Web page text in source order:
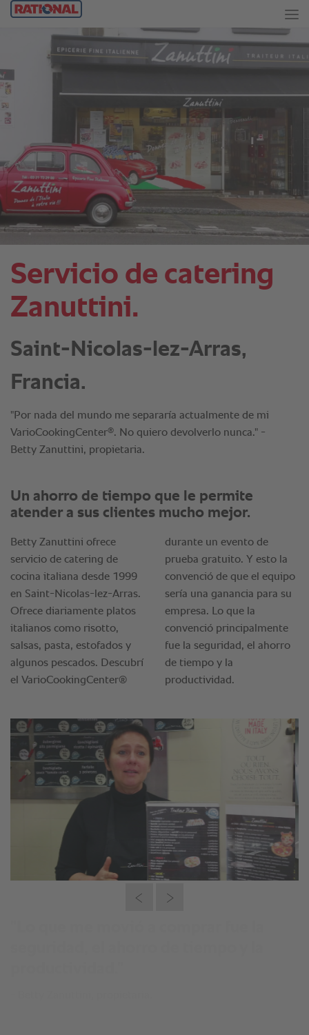
Servicio de catering
Zanuttini.
Saint-Nicolas-lez-Arras,
Francia.
"Por nada del mundo me separaría actualmente de mi
VarioCookingCenter®. No quiero devolverlo nunca." -
Betty Zanuttini, propietaria.